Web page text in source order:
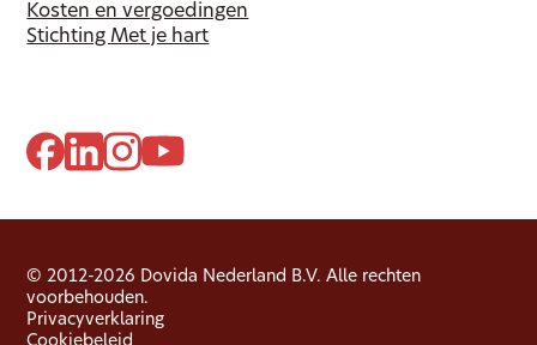
Kosten en vergoedingen
Stichting Met je hart
© 2012-2026 Dovida Nederland B.V. Alle rechten
voorbehouden.
Privacyverklaring